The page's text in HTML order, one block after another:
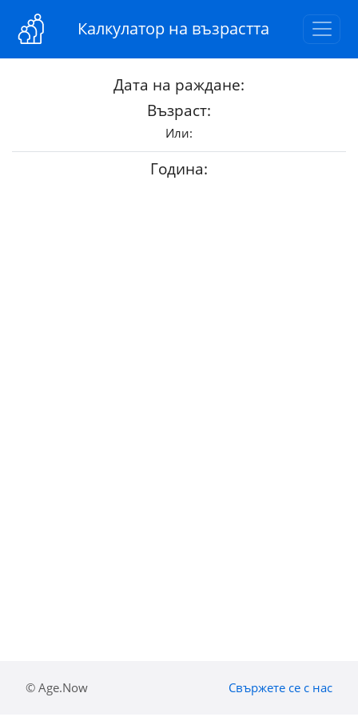
Калкулатор на възрастта
Дата на раждане:
Възраст:
Или:
Година:
© Age.Now Свържете се с нас